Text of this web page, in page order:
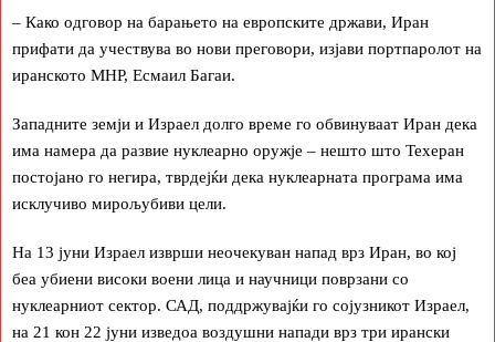
– Како одговор на барањето на европските држави, Иран
прифати да учествува во нови преговори, изјави портпаролот на
иранското МНР, Есмаил Багаи.
Западните земји и Израел долго време го обвинуваат Иран дека
има намера да развие нуклеарно оружје – нешто што Техеран
постојано го негира, тврдејќи дека нуклеарната програма има
исклучиво мирољубиви цели.
На 13 јуни Израел изврши неочекуван напад врз Иран, во кој
беа убиени високи воени лица и научници поврзани со
нуклеарниот сектор. САД, поддржувајќи го сојузникот Израел,
на 21 кон 22 јуни изведоа воздушни напади врз три ирански